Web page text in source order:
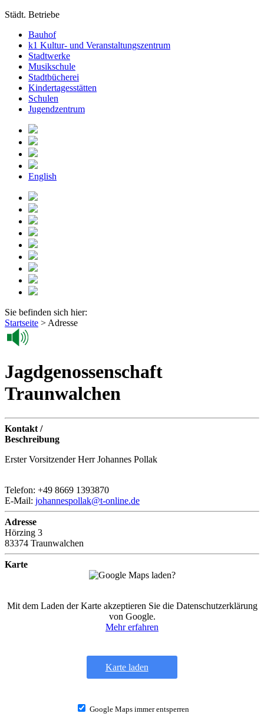
Städt. Betriebe
Bauhof
k1 Kultur- und Veranstaltungszentrum
Stadtwerke
Musikschule
Stadtbücherei
Kindertagesstätten
Schulen
Jugendzentrum
English
Sie befinden sich hier:
Startseite > Adresse
Jagdgenossenschaft
Traunwalchen
Kontakt /
Beschreibung
Erster Vorsitzender Herr Johannes Pollak
Telefon: +49 8669 1393870
E-Mail: johannespollak@t-online.de
Adresse
Hörzing 3
83374 Traunwalchen
Karte
Mit dem Laden der Karte akzeptieren Sie die Datenschutzerklärung
von Google.
Mehr erfahren
Karte laden
Google Maps immer entsperren